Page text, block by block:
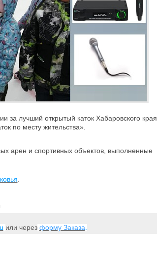
за лучший открытый каток Хабаровского края
по месту жительства».
арен и спортивных объектов, выполненные
или через форму Заказа